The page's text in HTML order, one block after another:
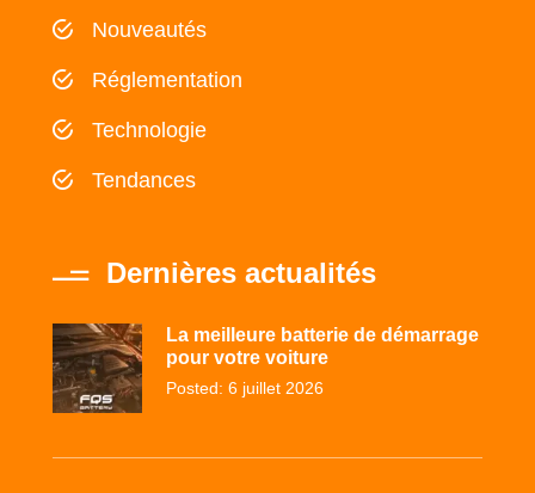
Nouveautés
Réglementation
Technologie
Tendances
Dernières actualités
La meilleure batterie de démarrage
pour votre voiture
Posted: 6 juillet 2026